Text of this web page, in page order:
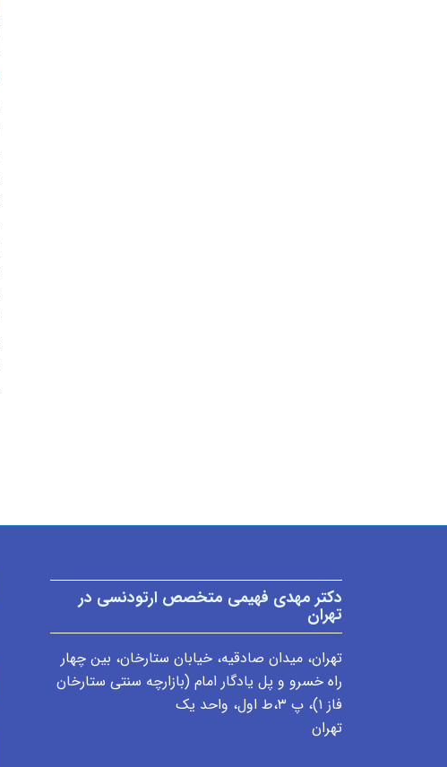
دکتر مهدی فهیمی متخصص ارتودنسی در
تهران
تهران، میدان صادقیه، خیابان ستارخان، بین چهار
راه خسرو و پل یادگار امام (بازارچه سنتی ستارخان
فاز ۱)، پ ٣،ط اول، واحد یک
تهران